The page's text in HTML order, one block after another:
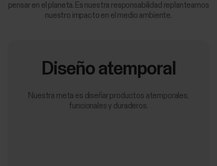
pensar en el planeta. Es nuestra responsabilidad replantearnos
nuestro impacto en el medio ambiente.
Diseño atemporal
Nuestra meta es diseñar productos atemporales,
funcionales y duraderos.